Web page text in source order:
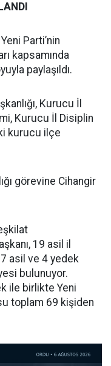
Parti’nin
kapsamında
paylaşıldı.
Kurucu İl
Kurucu İl Disiplin
kurucu ilçe
görevine Cihangir
19 asil il
asil ve 4 yedek
bulunuyor.
ile birlikte Yeni
toplam 69 kişiden